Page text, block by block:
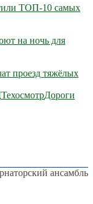
ТОП-10 самых
на ночь для
проезд тяжёлых
ТехосмотрДороги
ансамбль